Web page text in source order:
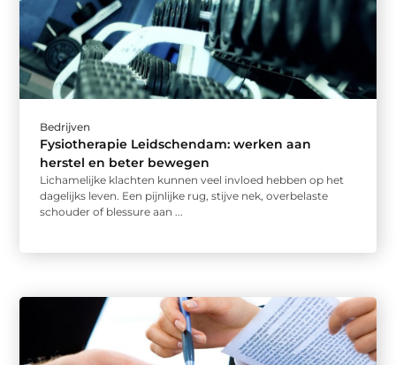
Bedrijven
Fysiotherapie Leidschendam: werken aan
herstel en beter bewegen
Lichamelijke klachten kunnen veel invloed hebben op het
dagelijks leven. Een pijnlijke rug, stijve nek, overbelaste
schouder of blessure aan ...